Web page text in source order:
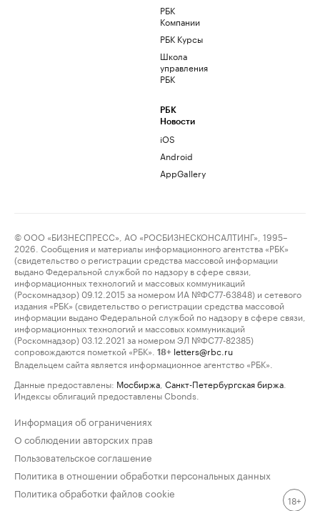
РБК
Компании
РБК Курсы
Школа
управления
РБК
РБК
Новости
iOS
Android
AppGallery
© ООО «БИЗНЕСПРЕСС», АО «РОСБИЗНЕСКОНСАЛТИНГ», 1995–
2026. Сообщения и материалы информационного агентства «РБК»
(свидетельство о регистрации средства массовой информации
выдано Федеральной службой по надзору в сфере связи,
информационных технологий и массовых коммуникаций
(Роскомнадзор) 09.12.2015 за номером ИА №ФС77-63848) и сетевого
издания «РБК» (свидетельство о регистрации средства массовой
информации выдано Федеральной службой по надзору в сфере связи,
информационных технологий и массовых коммуникаций
(Роскомнадзор) 03.12.2021 за номером ЭЛ №ФС77-82385)
сопровождаются пометкой «РБК».
18+ letters@rbc.ru
Владельцем сайта является информационное агентство «РБК».
Данные предоставлены: Мосбиржа Санкт-Петербургская биржа
Индексы облигаций предоставлены Cbonds.
Информация об ограничениях
О соблюдении авторских прав
Пользовательское соглашение
Политика в отношении обработки персональных данных
Политика обработки файлов cookie
18+